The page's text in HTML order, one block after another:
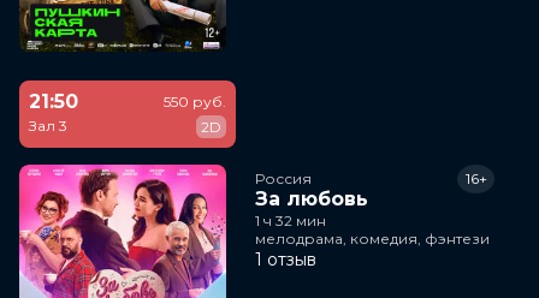
21:50
Зал 3
550 руб.
2D
Россия
За любовь
16+
1 ч 32 мин
мелодрама, комедия, фэнтези
1 отзыв